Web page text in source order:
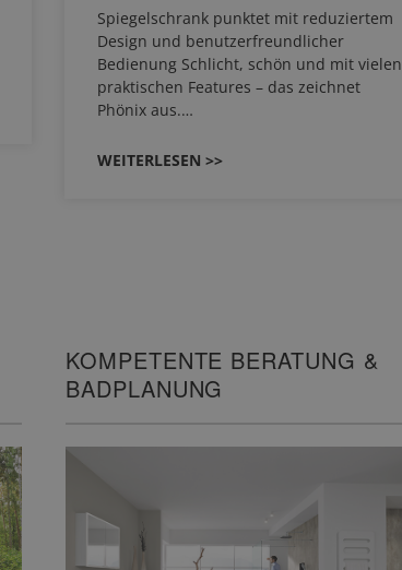
Spiegelschrank punktet mit reduziertem
Design und benutzerfreundlicher
Bedienung Schlicht, schön und mit vielen
praktischen Features – das zeichnet
Phönix aus.…
WEITERLESEN >>
KOMPETENTE BERATUNG &
BADPLANUNG